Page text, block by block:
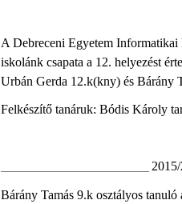
A Debreceni Egyetem Informatikai
iskolánk csapata a 12. helyezést
Urbán Gerda 12.k(kny) és Bárány
Felkészítő tanáruk: Bódis Károly
Bárány Tamás 9.k osztályos